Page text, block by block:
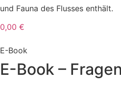
und Fauna des Flusses enthält.
0,00 €
E-Book
E-Book –